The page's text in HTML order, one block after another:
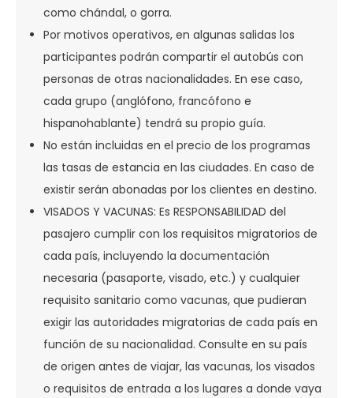
como chándal, o gorra.
Por motivos operativos, en algunas salidas los
participantes podrán compartir el autobús con
personas de otras nacionalidades. En ese caso,
cada grupo (anglófono, francófono e
hispanohablante) tendrá su propio guía.
No están incluidas en el precio de los programas
las tasas de estancia en las ciudades. En caso de
existir serán abonadas por los clientes en destino.
VISADOS Y VACUNAS: Es RESPONSABILIDAD del
pasajero cumplir con los requisitos migratorios de
cada país, incluyendo la documentación
necesaria (pasaporte, visado, etc.) y cualquier
requisito sanitario como vacunas, que pudieran
exigir las autoridades migratorias de cada país en
función de su nacionalidad. Consulte en su país
de origen antes de viajar, las vacunas, los visados
o requisitos de entrada a los lugares a donde vaya